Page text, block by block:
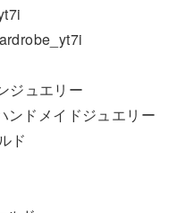
ジュエリー
ンドメイドジュエリー
ド